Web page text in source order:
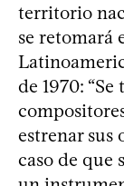
territorio
se retomará
de 1970:
estrenar sus
caso de que